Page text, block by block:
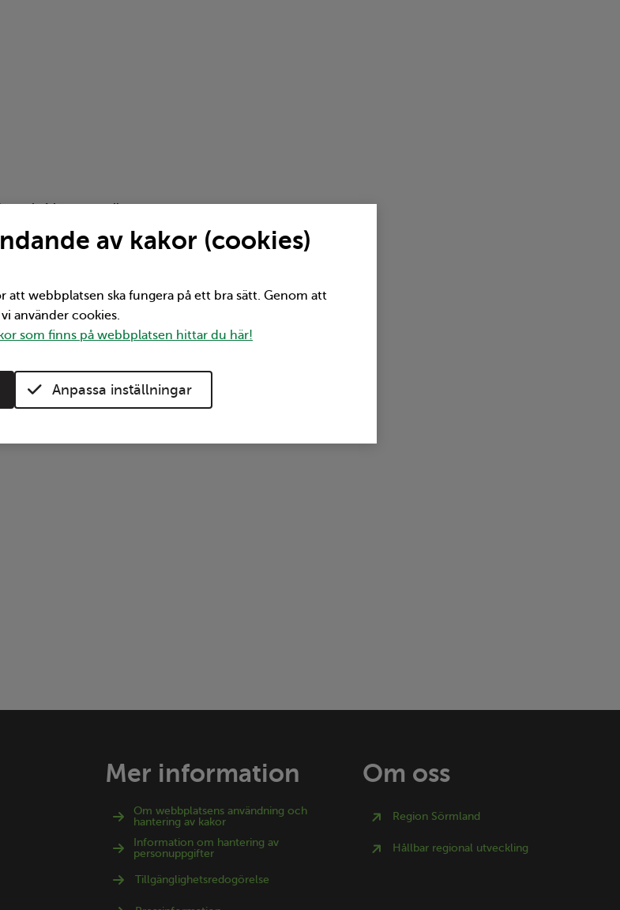
också bra att mejla oss
bokningssystemet Serviceresor
att ha tagit fram:
Mer information
Om webbplatsens användning och
hantering av kakor
Information om hantering av
personuppgifter
Tillgänglighetsredogörelse
Om oss
Region Sörmland
Hållbar regional utveckling
av kakor (cookies)
att webbplatsen ska fungera på ett bra sätt. Genom att
använder cookies.
som finns på webbplatsen hittar du här!
Anpassa inställningar